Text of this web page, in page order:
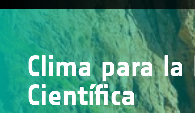
Clima para la
Científica